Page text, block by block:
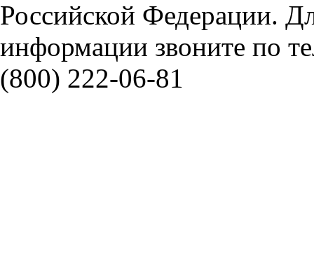
Российской Федерации.
информации звоните по
(800) 222-06-81